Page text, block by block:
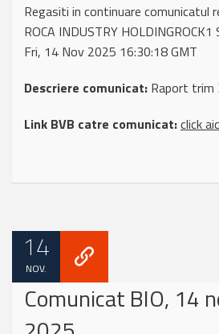
Regasiti in continuare comunicatul
ROCA INDUSTRY HOLDINGROCK1
Fri, 14 Nov 2025 16:30:18 GMT
Descriere comunicat: Raport trim
Link BVB catre comunicat:click
14
NOV.
Comunicat BIO, 14